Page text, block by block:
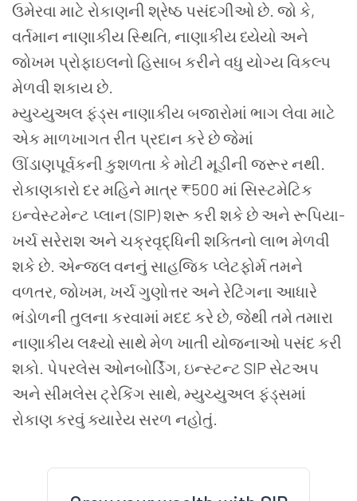
ઉમેરવા માટે રોકાણની શ્રેષ્ઠ પસંદગીઓ છે. જો કે,
વર્તમાન નાણાકીય સ્થિતિ, નાણાકીય ધ્યેયો અને
જોખમ પ્રોફાઇલનો હિસાબ કરીને વધુ યોગ્ય વિકલ્પ
મેળવી શકાય છે.
મ્યુચ્યુઅલ ફંડ્સ નાણાકીય બજારોમાં ભાગ લેવા માટે
એક માળખાગત રીત પ્રદાન કરે છે જેમાં
ઊંડાણપૂર્વકની કુશળતા કે મોટી મૂડીની જરૂર નથી.
રોકાણકારો દર મહિને માત્ર ₹500 માં સિસ્ટમેટિક
ઇન્વેસ્ટમેન્ટ પ્લાન (SIP) શરૂ કરી શકે છે અને રૂપિયા-
ખર્ચ સરેરાશ અને ચક્રવૃદ્ધિની શક્તિનો લાભ મેળવી
શકે છે. એન્જલ વનનું સાહજિક પ્લેટફોર્મ તમને
વળતર, જોખમ, ખર્ચ ગુણોત્તર અને રેટિંગના આધારે
ભંડોળની તુલના કરવામાં મદદ કરે છે, જેથી તમે તમારા
નાણાકીય લક્ષ્યો સાથે મેળ ખાતી યોજનાઓ પસંદ કરી
શકો. પેપરલેસ ઓનબોર્ડિંગ, ઇન્સ્ટન્ટ SIP સેટઅપ
અને સીમલેસ ટ્રેકિંગ સાથે, મ્યુચ્યુઅલ ફંડ્સમાં
રોકાણ કરવું ક્યારેય સરળ નહોતું.